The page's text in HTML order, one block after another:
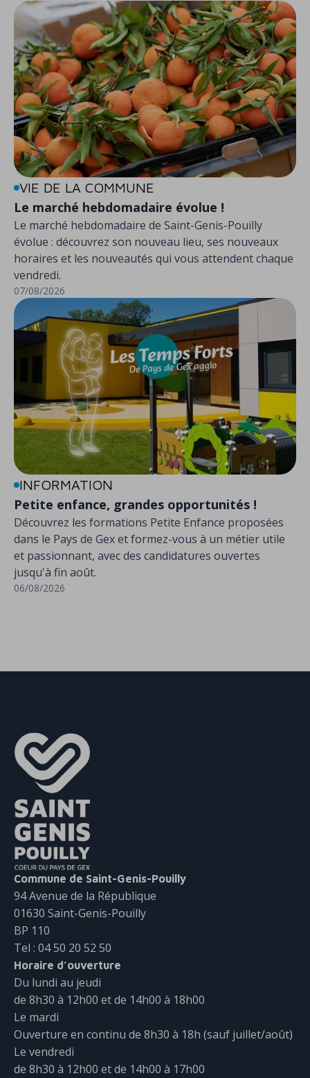
VIE DE LA COMMUNE
Le marché hebdomadaire évolue !
Le marché hebdomadaire de Saint-Genis-Pouilly
évolue : découvrez son nouveau lieu, ses nouveaux
horaires et les nouveautés qui vous attendent chaque
vendredi.
07/08/2026
INFORMATION
Petite enfance, grandes opportunités !
Découvrez les formations Petite Enfance proposées
dans le Pays de Gex et formez-vous à un métier utile
et passionnant, avec des candidatures ouvertes
jusqu'à fin août.
06/08/2026
Commune de Saint-Genis-Pouilly
94 Avenue de la République
01630 Saint-Genis-Pouilly
BP 110
Tel : 04 50 20 52 50
Horaire d’ouverture
Du lundi au jeudi
de 8h30 à 12h00 et de 14h00 à 18h00
Le mardi
Ouverture en continu de 8h30 à 18h (sauf juillet/août)
Le vendredi
de 8h30 à 12h00 et de 14h00 à 17h00